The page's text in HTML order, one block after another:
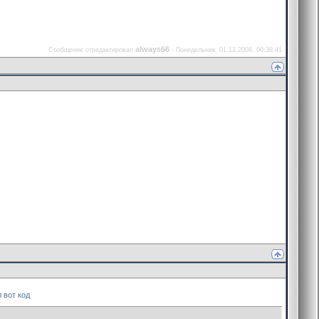
Сообщение отредактировал always66 - Понедельник, 01.12.2008, 00:38:41
вот код